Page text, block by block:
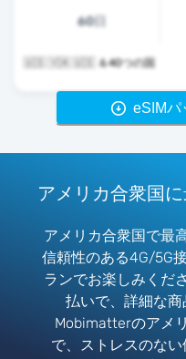
60日
🇺🇸 🇻🇦 🇺🇸 ＆40つの国
eSIMパ
アメリカ合衆国
アメリカ合衆国で最
信頼性のある4G/5G
ランでお楽しみくだ
払いで、詳細な商
Mobimatterのアメ
で、ストレスのない